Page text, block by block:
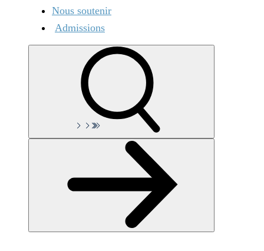
Nous soutenir
Admissions